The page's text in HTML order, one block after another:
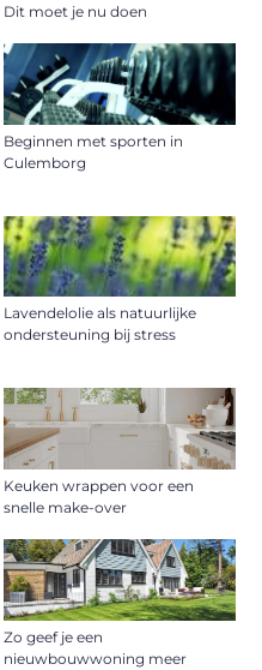
Dit moet je nu doen
Beginnen met sporten in
Culemborg
Lavendelolie als natuurlijke
ondersteuning bij stress
Keuken wrappen voor een
snelle make-over
Zo geef je een
nieuwbouwwoning meer